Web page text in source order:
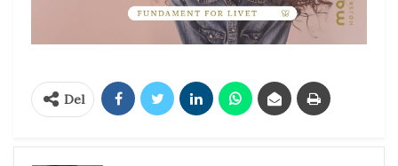
Del